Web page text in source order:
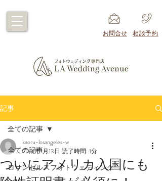
​お問合せ ​相談予約
記事
全ての記事
ロサンゼルスフォトウェディング
全ての記事
ついにアメリカ入国にも
kaoru-losangeles-w
2021年1月13日 読了時間: 1分